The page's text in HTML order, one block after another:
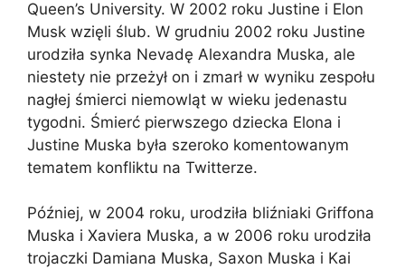
Queen’s University. W 2002 roku Justine i Elon
Musk wzięli ślub. W grudniu 2002 roku Justine
urodziła synka Nevadę Alexandra Muska, ale
niestety nie przeżył on i zmarł w wyniku zespołu
nagłej śmierci niemowląt w wieku jedenastu
tygodni. Śmierć pierwszego dziecka Elona i
Justine Muska była szeroko komentowanym
tematem konfliktu na Twitterze.
Później, w 2004 roku, urodziła bliźniaki Griffona
Muska i Xaviera Muska, a w 2006 roku urodziła
trojaczki Damiana Muska, Saxon Muska i Kai